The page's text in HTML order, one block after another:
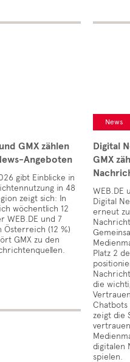
GMX zählen
Angeboten
gibt Einblicke in
in 48
zeigt sich: In
wöchentlich 12
WEB.DE und 7
Österreich (12 %)
GMX zu den
News
Digital
GMX
WEB.DE
Digital
erneut
Platz 2
die
zeigt die
digitalen
spielen.